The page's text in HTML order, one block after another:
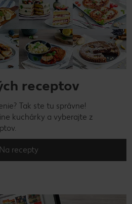
receptov
Tak ste tu správne!
kuchárky a vyberajte z
Na recepty